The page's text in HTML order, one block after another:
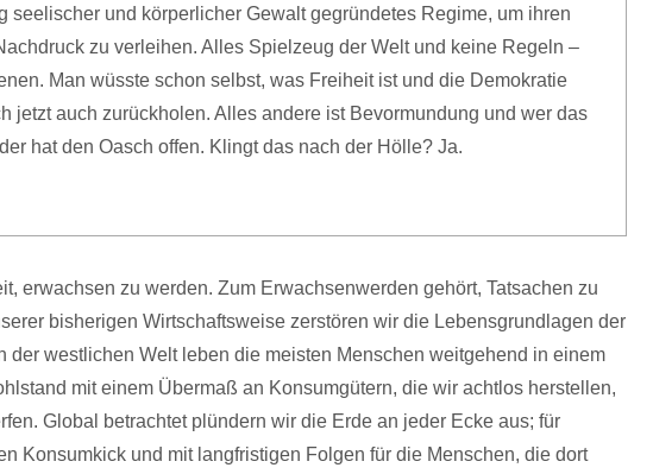
seelischer und körperlicher Gewalt gegründetes Regime, um ihren
zu verleihen. Alles Spielzeug der Welt und keine Regeln –
Man wüsste schon selbst, was Freiheit ist und die Demokratie
jetzt auch zurückholen. Alles andere ist Bevormundung und wer das
hat den Oasch offen. Klingt das nach der Hölle? Ja.
erwachsen zu werden. Zum Erwachsenwerden gehört, Tatsachen zu
bisherigen Wirtschaftsweise zerstören wir die Lebensgrundlagen der
der westlichen Welt leben die meisten Menschen weitgehend in einem
mit einem Übermaß an Konsumgütern, die wir achtlos herstellen,
Global betrachtet plündern wir die Erde an jeder Ecke aus; für
Konsumkick und mit langfristigen Folgen für die Menschen, die dort